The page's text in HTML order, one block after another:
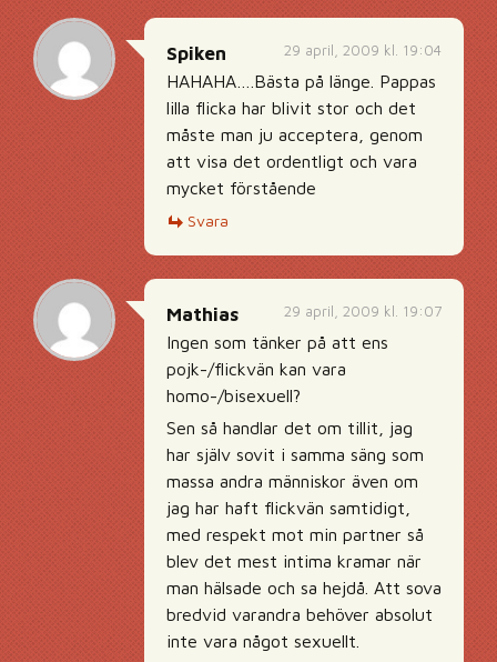
29 april, 2009 kl. 19:04
Spiken
HAHAHA….Bästa på länge. Pappas
lilla flicka har blivit stor och det
måste man ju acceptera, genom
att visa det ordentligt och vara
mycket förstående
Svara
29 april, 2009 kl. 19:07
Mathias
Ingen som tänker på att ens
pojk-/flickvän kan vara
homo-/bisexuell?
Sen så handlar det om tillit, jag
har själv sovit i samma säng som
massa andra människor även om
jag har haft flickvän samtidigt,
med respekt mot min partner så
blev det mest intima kramar när
man hälsade och sa hejdå. Att sova
bredvid varandra behöver absolut
inte vara något sexuellt.